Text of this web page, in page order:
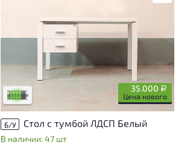
35.000 Р
Цена нового
У товара присутствуют незначительные
следы эксплуатации, не влияющие на
удобство его использования
Низкая степень износа
Б/У Стол с тумбой ЛДСП Белый
В наличии: 47 шт